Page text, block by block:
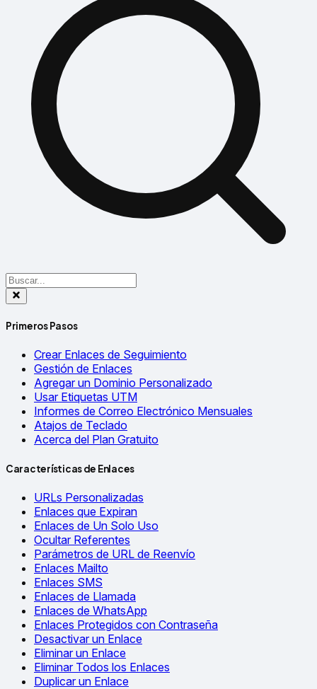
Primeros Pasos
Crear Enlaces de Seguimiento
Gestión de Enlaces
Agregar un Dominio Personalizado
Usar Etiquetas UTM
Informes de Correo Electrónico Mensuales
Atajos de Teclado
Acerca del Plan Gratuito
Características de Enlaces
URLs Personalizadas
Enlaces que Expiran
Enlaces de Un Solo Uso
Ocultar Referentes
Parámetros de URL de Reenvío
Enlaces Mailto
Enlaces SMS
Enlaces de Llamada
Enlaces de WhatsApp
Enlaces Protegidos con Contraseña
Desactivar un Enlace
Eliminar un Enlace
Eliminar Todos los Enlaces
Duplicar un Enlace